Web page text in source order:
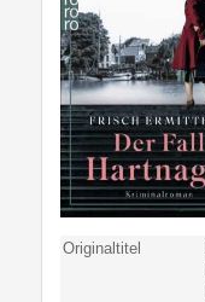
Originaltitel